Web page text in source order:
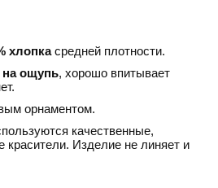
хлопкасредней плотности.
на ощупь, хорошо впитывает
орнаментом.
качественные,
красители. Изделие не линяет и